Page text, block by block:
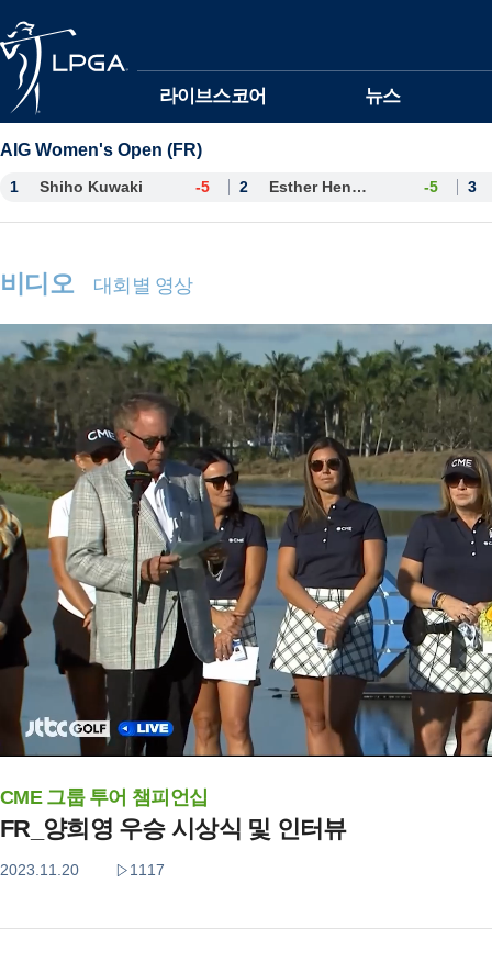
라이브스코어 뉴스
AIG Women's Open (FR)
1 Shiho Kuwaki -5 2 Esther Henseleit -5 3
비디오 대회별 영상
CME 그룹 투어 챔피언십
FR_양희영 우승 시상식 및 인터뷰
2023.11.20 1117